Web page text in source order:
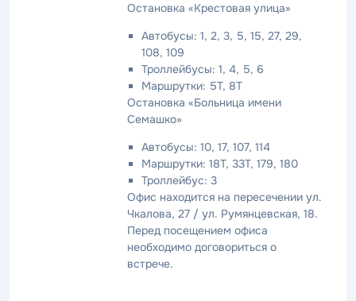
Остановка «Крестовая улица»
Автобусы: 1, 2, 3, 5, 15, 27, 29,
108, 109
Троллейбусы: 1, 4, 5, 6
Маршрутки: 5Т, 8Т
Остановка «Больница имени
Семашко»
Автобусы: 10, 17, 107, 114
Маршрутки: 18Т, 33Т, 179, 180
Троллейбус: 3
Офис находится на пересечении ул.
Чкалова, 27 / ул. Румянцевская, 18.
Перед посещением офиса
необходимо договориться о
встрече.